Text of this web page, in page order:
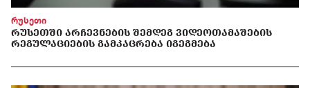
რუსეთი
ᲠᲣᲡᲔᲗᲨᲘ ᲐᲠᲩᲔᲕᲜᲔᲑᲘᲡ ᲨᲔᲛᲓᲔᲒ ᲕᲘᲓᲔᲝᲗᲐᲛᲐᲨᲔᲑᲘᲡ
ᲠᲔᲒᲣᲚᲐᲪᲘᲔᲑᲘᲡ ᲒᲐᲛᲙᲐᲪᲠᲔᲑᲐ ᲘᲒᲔᲒᲛᲔᲑᲐ